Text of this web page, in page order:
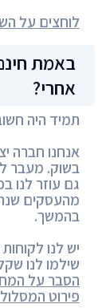
לוחצים על
באמת
אחרי?
תמיד היה
אנחנו חברה
בשוק. מעבר
גם עוזר לנו
מהעסקים
בהמשך.
יש לנו
שילמו לנו
הסבר על
פירוט